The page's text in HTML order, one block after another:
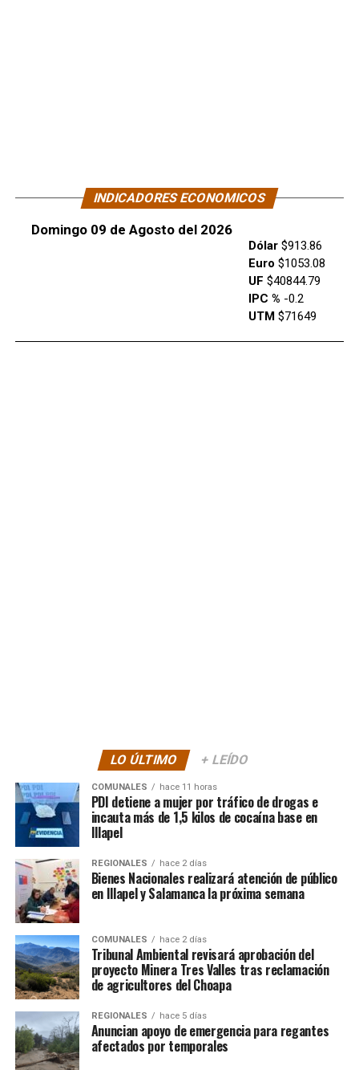
INDICADORES ECONOMICOS
Domingo 09 de Agosto del 2026
Dólar$913.86
Euro $1053.08
UF $40844.79
IPC % -0.2
UTM $71649
LO ÚLTIMO + LEÍDO
COMUNALES hace 11 horas
PDI detiene a mujer por tráfico de drogas e
incauta más de 1,5 kilos de cocaína base en
Illapel
REGIONALES hace 2 días
Bienes Nacionales realizará atención de público
en Illapel y Salamanca la próxima semana
COMUNALES hace 2 días
Tribunal Ambiental revisará aprobación del
proyecto Minera Tres Valles tras reclamación
de agricultores del Choapa
REGIONALES hace 5 días
Anuncian apoyo de emergencia para regantes
afectados por temporales